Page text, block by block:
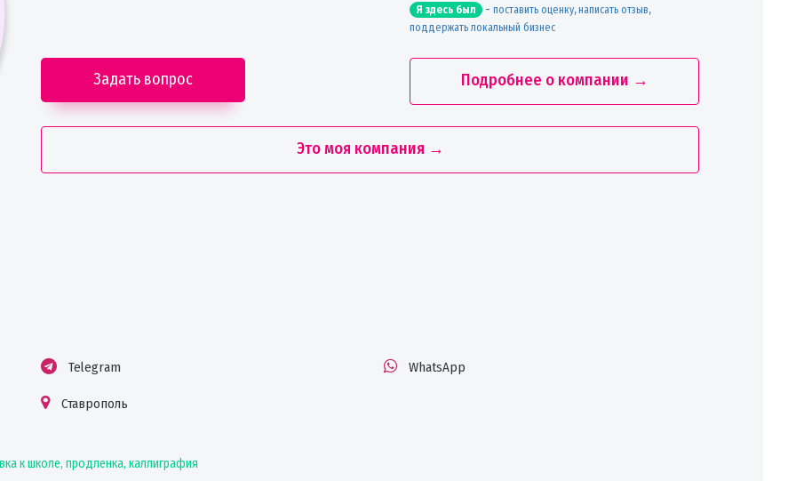
Я здесь был -поставить оценку, написать отзыв,
поддержать локальный бизнес
Задать вопрос Подробнее о компании →
Это моя компания →
Telegram WhatsApp
Ставрополь
к школе, продленка, каллиграфия